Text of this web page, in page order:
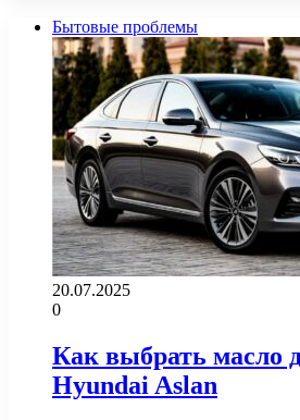
Бытовые проблемы
20.07.2025
0
Как выбрать масло
Hyundai Aslan